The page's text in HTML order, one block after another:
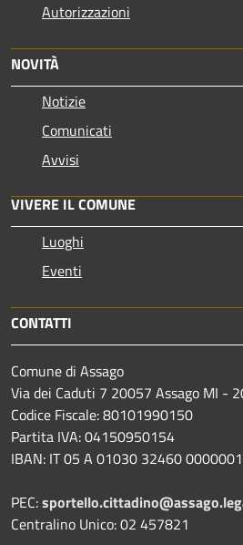
Autorizzazioni
NOVITÀ
Notizie
Comunicati
Avvisi
VIVERE IL COMUNE
Luoghi
Eventi
CONTATTI
Comune di Assago
Via dei Caduti 7 20057 Assago MI -
Codice Fiscale: 80101990150
Partita IVA: 04150950154
IBAN: IT 05 A 01030 32460
PEC:
Centralino Unico: 02 457821